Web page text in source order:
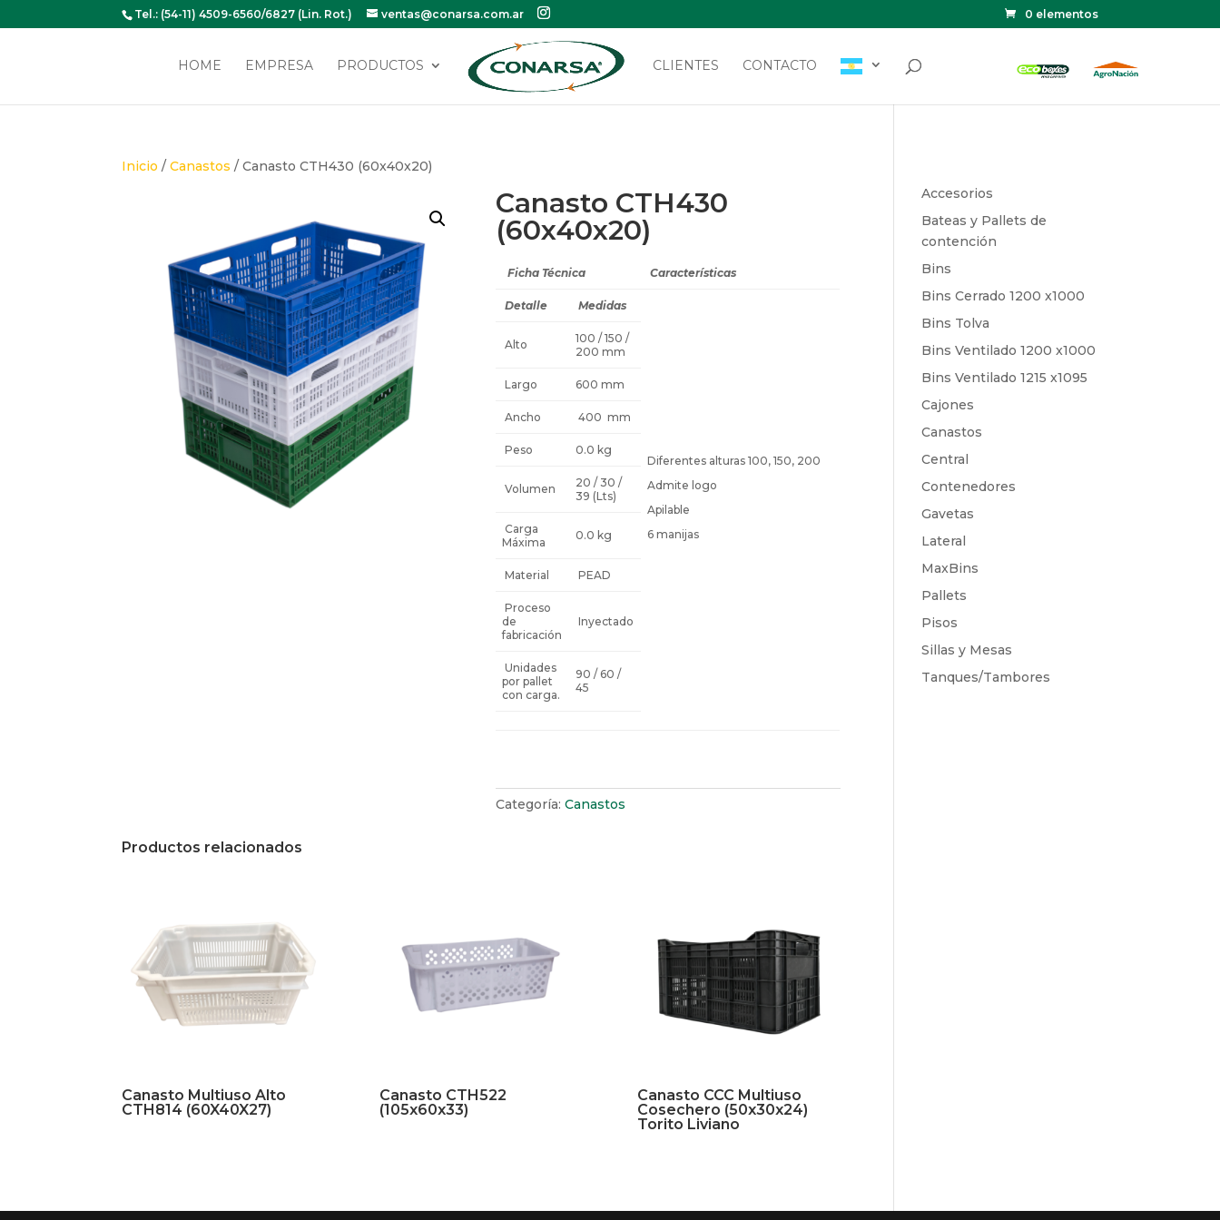
Tel.: (54-11) 4509-6560/6827 (Lin. Rot.) ventas@conarsa.com.ar 0 elementos
HOME EMPRESA PRODUCTOS CLIENTES CONTACTO
Inicio /Canastos / Canasto CTH430 (60x40x20)
Canasto CTH430
(60x40x20)
Ficha Técnica Características
Detalle Medidas
Diferentes alturas 100, 150, 200
Admite logo
Apilable
6 manijas
Alto
100 / 150 /
200 mm
Largo 600 mm
Ancho 400 mm
Peso 0.0 kg
Volumen
20 / 30 /
39 (Lts)
Carga
Máxima
0.0 kg
Material PEAD
Proceso
de
fabricación
Inyectado
Unidades
por pallet
con carga.
90 / 60 /
45
Categoría:Canastos
Productos relacionados
Canasto Multiuso Alto
CTH814 (60X40X27)
Canasto CTH522
(105x60x33)
Canasto CCC Multiuso
Cosechero (50x30x24)
Torito Liviano
Accesorios
Bateas y Pallets de
contención
Bins
Bins Cerrado 1200 x1000
Bins Tolva
Bins Ventilado 1200 x1000
Bins Ventilado 1215 x1095
Cajones
Canastos
Central
Contenedores
Gavetas
Lateral
MaxBins
Pallets
Pisos
Sillas y Mesas
Tanques/Tambores